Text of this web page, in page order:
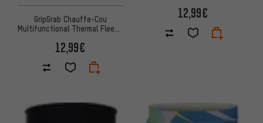
GripGrab Chauffe-Cou
Multifunctional Thermal Fleece
12,99€
12,99€